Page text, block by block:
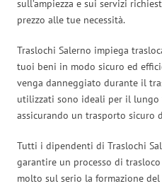
sull’ampiezza e sui servizi
prezzo alle tue necessità.
Traslochi Salerno impiega
tuoi beni in modo sicuro ed
venga danneggiato durante il
utilizzati sono ideali per il lungo
assicurando un trasporto sicuro
Tutti i dipendenti di Traslochi
garantire un processo di trasloco
molto sul serio la formazione